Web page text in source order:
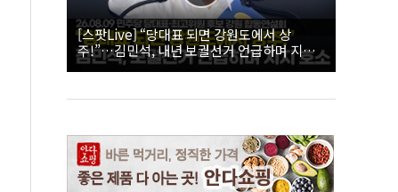
[스팟Live] “당대표 되면 강원도에서 상
주!”…김민석, 내년 보궐선거 언급하며 지지
호소 | 26.08.09 더불어민주당 당대표·최고위